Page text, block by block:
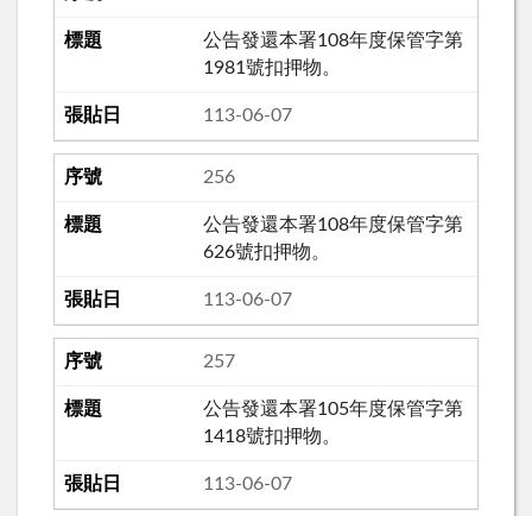
公告發還本署108年度保管字第
1981號扣押物。
113-06-07
256
公告發還本署108年度保管字第
626號扣押物。
113-06-07
257
公告發還本署105年度保管字第
1418號扣押物。
113-06-07